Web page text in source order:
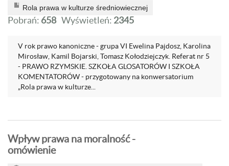
Rola prawa w kulturze średniowiecznej
Pobrań: 658 Wyświetleń: 2345
V rok prawo kanoniczne - grupa VI Ewelina Pajdosz, Karolina
Mirosław, Kamil Bojarski, Tomasz Kołodziejczyk. Referat nr 5
- PRAWO RZYMSKIE. SZKOŁA GLOSATORÓW I SZKOŁA
KOMENTATORÓW - przygotowany na konwersatorium
„Rola prawa w kulturze...
Wpływ prawa na moralność -
omówienie